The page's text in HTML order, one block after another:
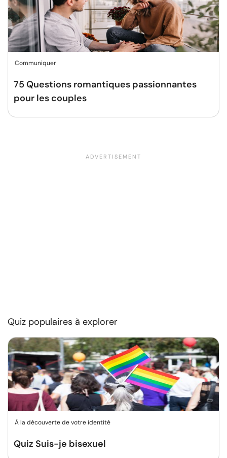
Communiquer
75 Questions romantiques passionnantes
pour les couples
Quiz populaires à explorer
À la découverte de votre identité
Quiz Suis-je bisexuel